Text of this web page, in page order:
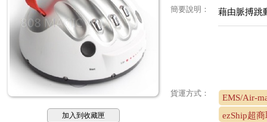
加入到收藏匣
簡要說明 ： 藉由脈搏跳
貨運方式：
EMS/Air-
ezShip超